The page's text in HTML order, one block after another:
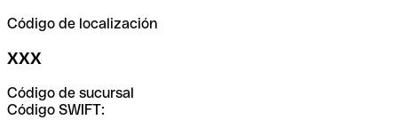
Código de localización
XXX
Código de sucursal
Código SWIFT: